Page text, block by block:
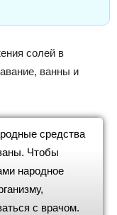
солей в
ванны и
средства
Чтобы
народное
с врачом.